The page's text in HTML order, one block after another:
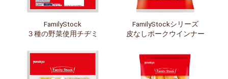
FamilyStock
３種の野菜使用チヂミ
FamilyStockシリーズ
皮なしポークウインナー